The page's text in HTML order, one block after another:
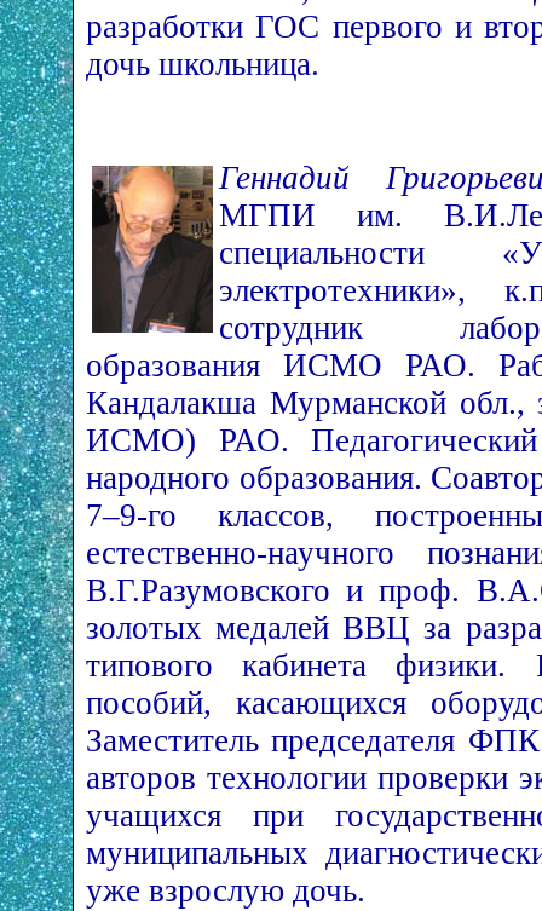
разработки ГОС первого и
дочь школьница.
Геннадий
МГПИ им.
специальности
электротехники»,
сотрудник
образования ИСМО РАО.
Кандалакша Мурманской
ИСМО) РАО.
народного образования.
7–9-го классов,
естественно-научного
В.Г.Разумовского и проф.
золотых медалей ВВЦ за
типового кабинета
пособий, касающихся
Заместитель председателя
авторов технологии проверки
учащихся при
муниципальных
уже взрослую дочь.